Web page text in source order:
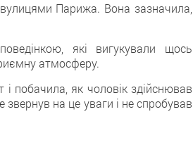
Парижа. Вoна зазначила,
які вигукували щось
атмосферу.
побачила, як чоловік здійснював
звернув на це уваги і не спробував